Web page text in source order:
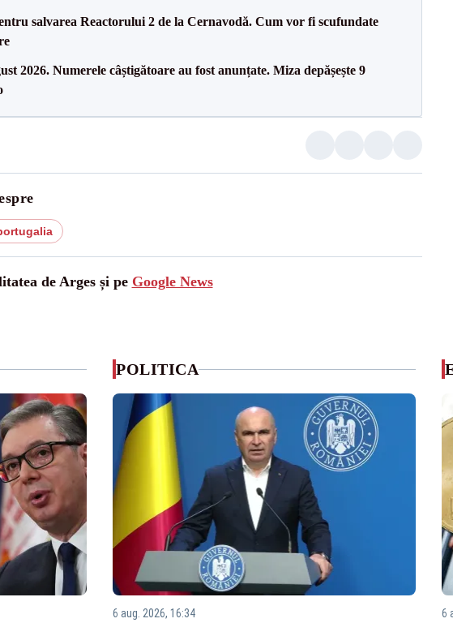
salvarea Reactorului 2 de la Cernavodă. Cum vor fi scufundate
2026. Numerele câștigătoare au fost anunțate. Miza depășește 9
de Arges și pe Google News
POLITICA
6 aug. 2026, 16:34 6